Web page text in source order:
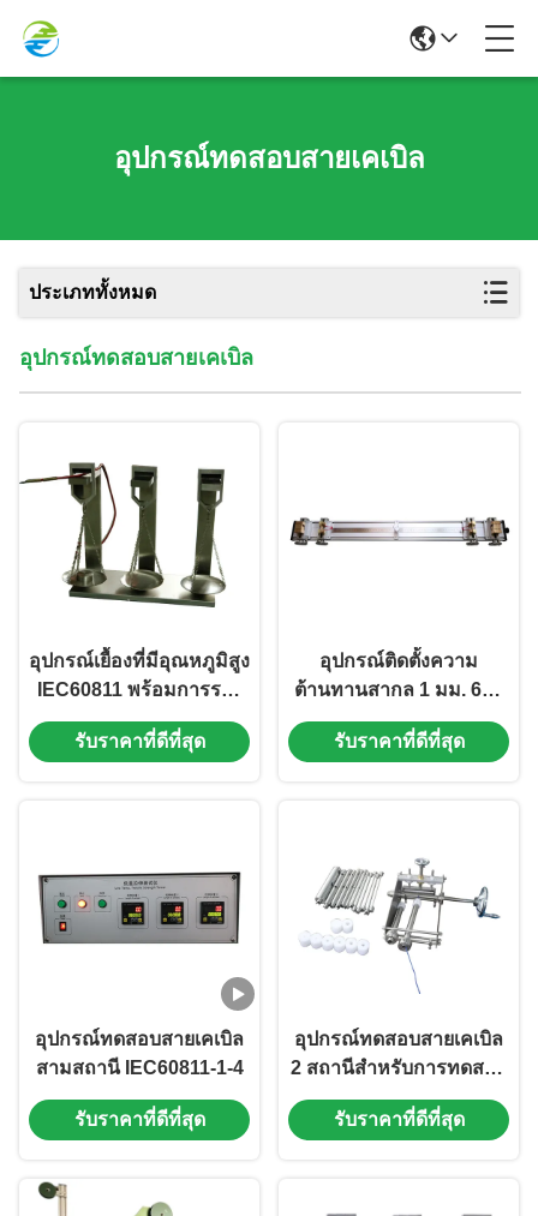
อุปกรณ์ทดสอบสายเคเบิล
ประเภททั้งหมด
อุปกรณ์ทดสอบสายเคเบิล
อุปกรณ์เยื้องที่มีอุณหภูมิสูง
IEC60811 พร้อมการรอง
รับสแตนเลส
รับราคาที่ดีที่สุด
อุปกรณ์ติดตั้งความ
ต้านทานสากล 1 มม. 630
มม. ²อุปกรณ์ทดสอบ
สายตัวนำ
รับราคาที่ดีที่สุด
อุปกรณ์ทดสอบสายเคเบิล
สามสถานี IEC60811-1-4
รับราคาที่ดีที่สุด
อุปกรณ์ทดสอบสายเคเบิล
2 สถานีสำหรับการทดสอบ
การดัดด้วยอุณหภูมิต่ำ
รับราคาที่ดีที่สุด